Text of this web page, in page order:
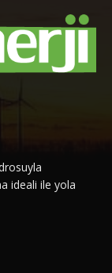
ideali ile yola